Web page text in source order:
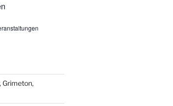
Grimeton,